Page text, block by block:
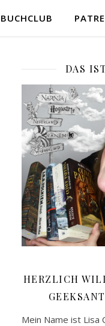
BUCHCLUB
DAS
HERZLICH
Mein Name ist Lisa